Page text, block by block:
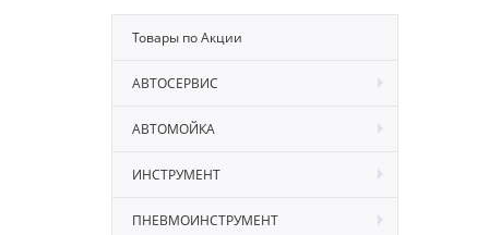
Товары по Акции
АВТОСЕРВИС
АВТОМОЙКА
ИНСТРУМЕНТ
ПНЕВМОИНСТРУМЕНТ